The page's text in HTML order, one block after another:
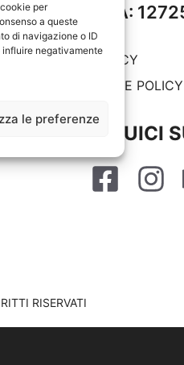
per
a queste
di navigazione o ID
influire negativamente
le preferenze
P.IVA:
PRIVACY
COOKIE
SEGUICI
RISERVATI